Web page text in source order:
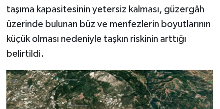
taşıma kapasitesinin yetersiz kalması, güzergâh
üzerinde bulunan büz ve menfezlerin boyutlarının
küçük olması nedeniyle taşkın riskinin arttığı
belirtildi.